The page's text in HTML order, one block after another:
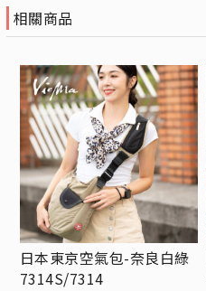
相關商品
日本東京空氣包-奈良白綠
7314S/7314